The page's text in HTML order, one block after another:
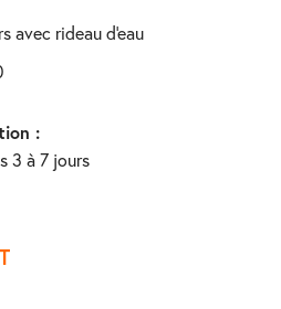
avec rideau d'eau
:
3 à 7 jours